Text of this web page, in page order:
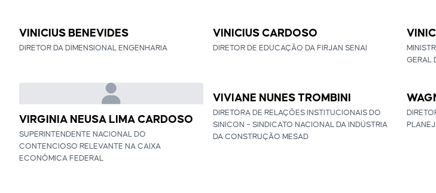
VINICIUS BENEVIDES
DIRETOR DA DIMENSIONAL ENGENHARIA
VINICIUS CARDOSO
DIRETOR DE EDUCAÇÃO DA FIRJAN SENAI
GERAL
VIRGINIA NEUSA LIMA CARDOSO
SUPERINTENDENTE NACIONAL DO
CONTENCIOSO RELEVANTE NA CAIXA
ECONÔMICA FEDERAL
VIVIANE NUNES TROMBINI
DIRETORA DE RELAÇÕES INSTITUCIONAIS DO
SINICON – SINDICATO NACIONAL DA INDÚSTRIA
DA CONSTRUÇÃO MESAD